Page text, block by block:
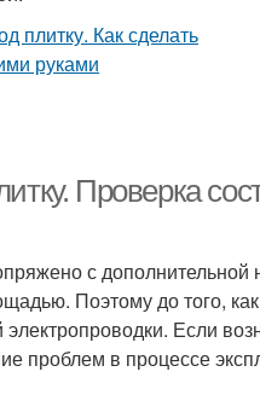
Проверка
с дополнительной
Поэтому до того,
Если
проблем в процессе